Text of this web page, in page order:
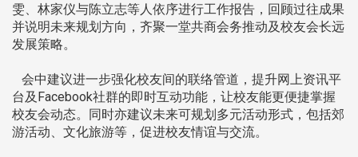
雯、林家仪与陈立志等人依序进行工作报告，回顾过往成果
并说明未来规划方向，齐聚一堂共商会务推动及校友会长远
发展策略。
会中建议进一步强化校友间的联络管道，提升网上资讯平
台及Facebook社群的即时互动功能，让校友能更便捷掌握
校友会动态。同时亦建议未来可规划多元活动形式，包括郊
游活动、文化旅游等，促进校友情谊与交流。